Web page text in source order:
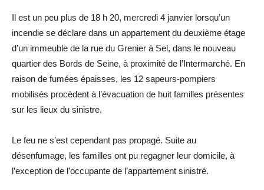
Il est un peu plus de 18 h 20, mercredi 4 janvier lorsqu’un
incendie se déclare dans un appartement du deuxième étage
d’un immeuble de la rue du Grenier à Sel, dans le nouveau
quartier des Bords de Seine, à proximité de l’Intermarché. En
raison de fumées épaisses, les 12 sapeurs-pompiers
mobilisés procèdent à l’évacuation de huit familles présentes
sur les lieux du sinistre.
Le feu ne s’est cependant pas propagé. Suite au
désenfumage, les familles ont pu regagner leur domicile, à
l’exception de l’occupante de l’appartement sinistré.